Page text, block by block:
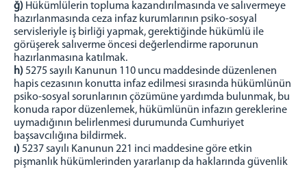
ğ) Hükümlülerin topluma kazandırılmasında ve salıvermeye
hazırlanmasında ceza infaz kurumlarının psiko-sosyal
servisleriyle iş birliği yapmak, gerektiğinde hükümlü ile
görüşerek salıverme öncesi değerlendirme raporunun
hazırlanmasına katılmak.
h)5275 sayılı Kanunun 110 uncu maddesinde düzenlenen
hapis cezasının konutta infaz edilmesi sırasında hükümlünün
psiko-sosyal sorunlarının çözümüne yardımda bulunmak, bu
konuda rapor düzenlemek, hükümlünün infazın gereklerine
uymadığının belirlenmesi durumunda Cumhuriyet
başsavcılığına bildirmek.
ı)5237 sayılı Kanunun 221 inci maddesine göre etkin
pişmanlık hükümlerinden yararlanıp da haklarında güvenlik